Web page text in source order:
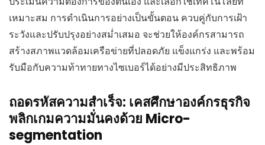
เหมาะสม การดำเนินการอย่างเป็นขั้นตอน ควบคู่กับการเฝ้า
ระวังและปรับปรุงอย่างสม่ำเสมอ จะช่วยให้องค์กรสามารถ
สร้างสภาพแวดล้อมเครือข่ายที่ปลอดภัย แข็งแกร่ง และพร้อม
รับมือกับความท้าทายทางไซเบอร์ได้อย่างมีประสิทธิภาพ
ถอดรหัสความสำเร็จ: เคสศึกษาองค์กรธุรกิจ
พลิกเกมความมั่นคงด้วย Micro-
segmentation